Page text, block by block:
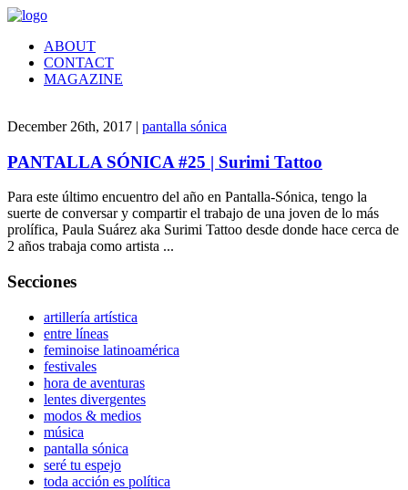
ABOUT
CONTACT
MAGAZINE
December 26th, 2017 | pantalla sónica
PANTALLA SÓNICA #25 | Surimi Tattoo
Para este último encuentro del año en Pantalla-Sónica, tengo la
suerte de conversar y compartir el trabajo de una joven de lo más
prolífica, Paula Suárez aka Surimi Tattoo desde donde hace cerca de
2 años trabaja como artista ...
Secciones
artillería artística
entre líneas
feminoise latinoamérica
festivales
hora de aventuras
lentes divergentes
modos & medios
música
pantalla sónica
seré tu espejo
toda acción es política